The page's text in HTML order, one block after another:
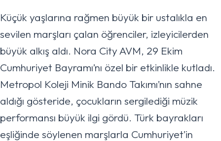
Küçük yaşlarına rağmen büyük bir ustalıkla en
sevilen marşları çalan öğrenciler, izleyicilerden
büyük alkış aldı. Nora City AVM, 29 Ekim
Cumhuriyet Bayramı’nı özel bir etkinlikle kutladı.
Metropol Koleji Minik Bando Takımı’nın sahne
aldığı gösteride, çocukların sergilediği müzik
performansı büyük ilgi gördü. Türk bayrakları
eşliğinde söylenen marşlarla Cumhuriyet’in